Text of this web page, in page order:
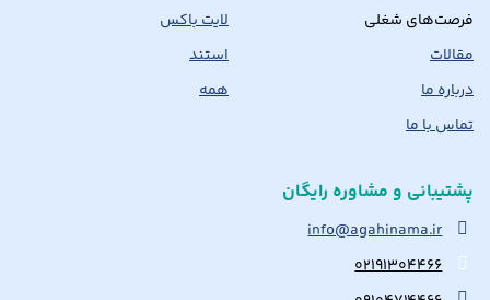
فرصت‌های شغلی
مقالات
درباره ما
تماس با ما
لایت باکس
استند
همه
پشتیبانی و مشاوره رایگان
info@agahinama.ir
۰۲۱۹۱۳۰۴۴۶۶